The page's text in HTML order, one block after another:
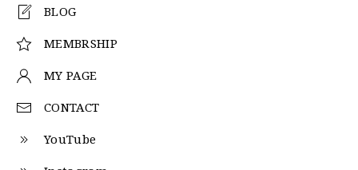
BLOG
MEMBRSHIP
MY PAGE
CONTACT
YouTube